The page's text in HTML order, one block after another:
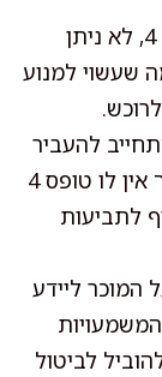
ללא טופס 4, לא ניתן
שעשוי למנוע
להעביר
דירה מוכנה לאכלוס במועד מסוים, אך אין לו טופס 4
לתביעות
המוכר ליידע
טופס 4 ועל כל המשמעויות
לביטול